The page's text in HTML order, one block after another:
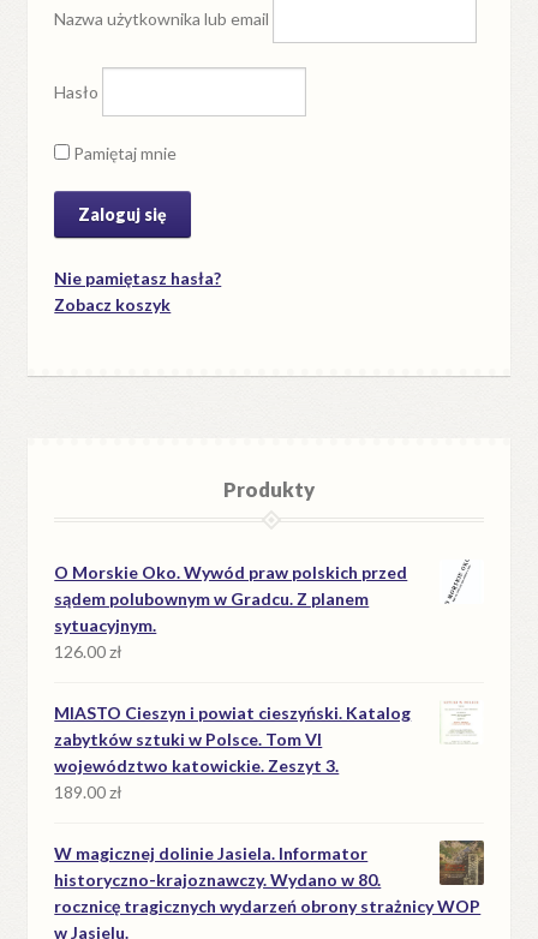
Nazwa użytkownika lub email
Hasło
Pamiętaj mnie
Nie pamiętasz hasła?
Zobacz koszyk
Produkty
O Morskie Oko. Wywód praw polskich przed
sądem polubownym w Gradcu. Z planem
sytuacyjnym.
126.00zł
MIASTO Cieszyn i powiat cieszyński. Katalog
zabytków sztuki w Polsce. Tom VI
województwo katowickie. Zeszyt 3.
189.00zł
W magicznej dolinie Jasiela. Informator
historyczno-krajoznawczy. Wydano w 80.
rocznicę tragicznych wydarzeń obrony strażnicy WOP
w Jasielu.